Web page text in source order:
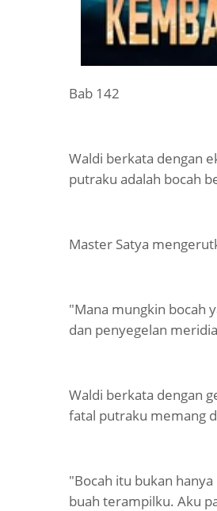
Bab 142
Waldi berkata dengan
putraku adalah bocah
Master Satya
"Mana mungkin bocah
dan penyegelan
Waldi berkata dengan
fatal putraku memang
"Bocah itu bukan
buah terampilku. Aku